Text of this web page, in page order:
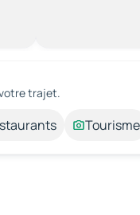
trajet.
Tourisme